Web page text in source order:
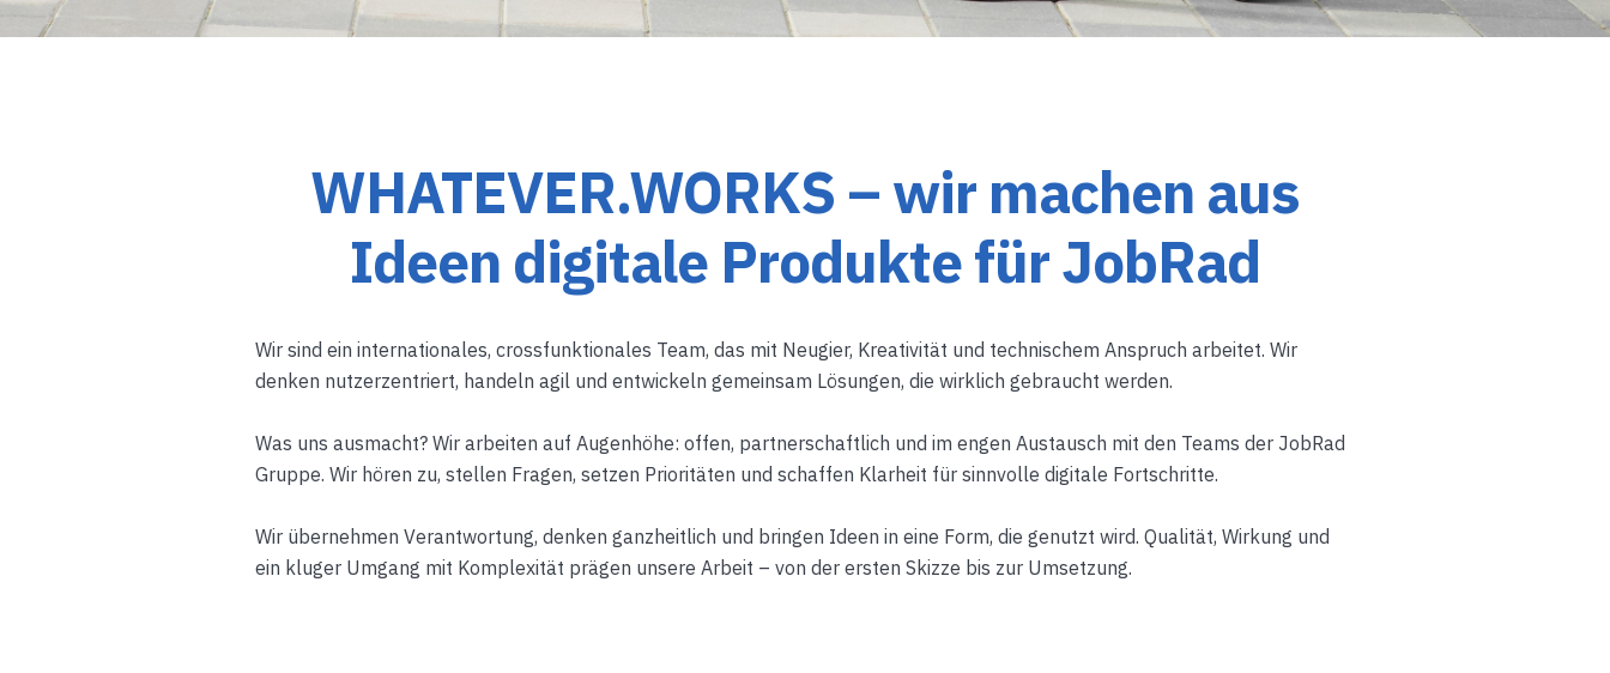
WHATEVER.WORKS – wir machen aus
Ideen digitale Produkte für JobRad
Wir sind ein internationales, crossfunktionales Team, das mit Neugier, Kreativität und technischem Anspruch arbeitet. Wir
denken nutzerzentriert, handeln agil und entwickeln gemeinsam Lösungen, die wirklich gebraucht werden.
Was uns ausmacht? Wir arbeiten auf Augenhöhe: offen, partnerschaftlich und im engen Austausch mit den Teams der JobRad
Gruppe. Wir hören zu, stellen Fragen, setzen Prioritäten und schaffen Klarheit für sinnvolle digitale Fortschritte.
Wir übernehmen Verantwortung, denken ganzheitlich und bringen Ideen in eine Form, die genutzt wird. Qualität, Wirkung und
ein kluger Umgang mit Komplexität prägen unsere Arbeit – von der ersten Skizze bis zur Umsetzung.